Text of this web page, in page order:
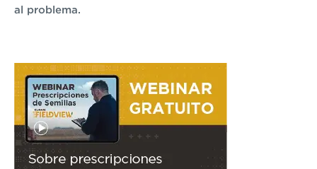
al problema.